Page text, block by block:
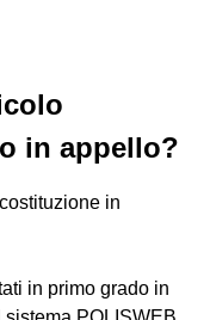
in appello?
in
in primo grado in